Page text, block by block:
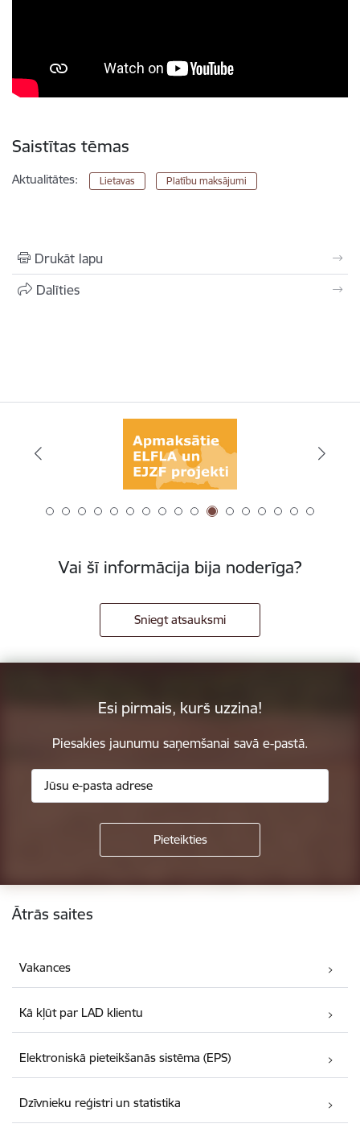
Saistītas tēmas
Aktualitātes: Lietavas Platību maksājumi
Drukāt lapu
Dalīties
Vai šī informācija bija noderīga?
Sniegt atsauksmi
Esi pirmais, kurš uzzina!
Piesakies jaunumu saņemšanai savā e-pastā.
Kājene
Ātrās saites
Vakances
Kā kļūt par LAD klientu
Elektroniskā pieteikšanās sistēma (EPS)
Dzīvnieku reģistri un statistika